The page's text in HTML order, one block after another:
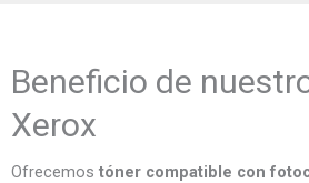
Beneficio de
Xerox
Ofrecemos tóner compatible con